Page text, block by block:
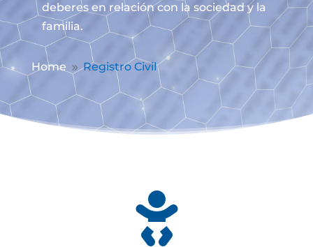
deberes en relación con la sociedad y la
familia.
Home 9 Registro Civil
